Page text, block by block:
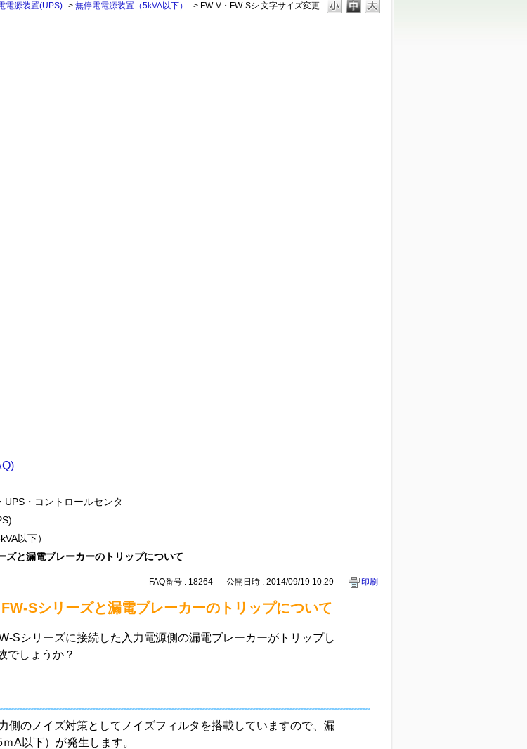
文字サイズ変更
電源装置(UPS) > 無停電電源装置（5kVA以下） > FW-V・FW-Sシ
UPS・コントロールセンタ
以下）
ズと漏電ブレーカーのトリップについて
FAQ番号 : 18264 公開日時 : 2014/09/19 10:29 印刷
Sシリーズと漏電ブレーカーのトリップについて
Sシリーズに接続した入力電源側の漏電ブレーカーがトリップし
でしょうか？
側のノイズ対策としてノイズフィルタを搭載していますので、漏
A以下）が発生します。